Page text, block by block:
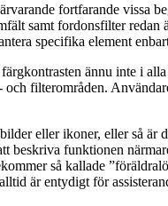
fortfarande vissa
samt fordonsfilter redan
specifika element
ännu inte i
filterområden.
eller ikoner, eller så är
beskriva funktionen
så kallade
är entydigt för